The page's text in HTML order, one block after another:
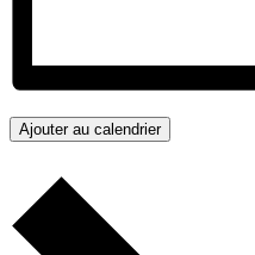
Ajouter au calendrier